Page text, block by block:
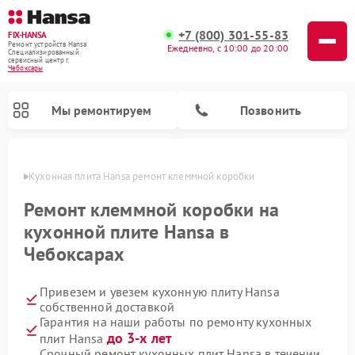
FIX-HANSA
Ремонт устройств Hansa
Специализированный
cервисный центр г.
Чебоксары
+7 (800) 301-55-83
Ежедневно, с 10:00 до 20:00
Мы ремонтируем Позвонить
Кухонная плита Hansa ремонт клеммной коробки
Ремонт клеммной коробки на
кухонной плите Hansa в
Чебоксарах
Привезем и увезем кухонную плиту Hansa
собственной доставкой
Гарантия на наши работы по ремонту кухонных
плит Hansa до 3-х лет